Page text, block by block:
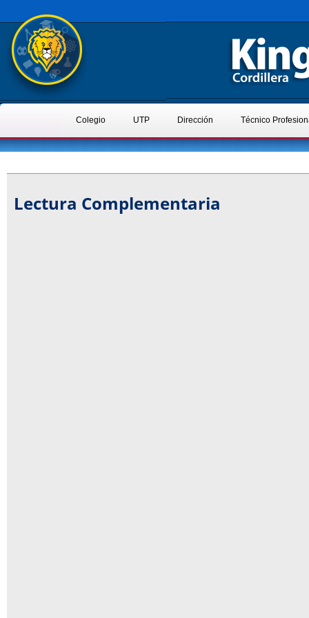
Colegio UTP Dirección Técnico
Lectura Complementaria